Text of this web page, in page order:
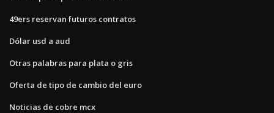
49ers reservan futuros contratos
Dólar usd a aud
Otras palabras para plata o gris
Oferta de tipo de cambio del euro
Noticias de cobre mcx